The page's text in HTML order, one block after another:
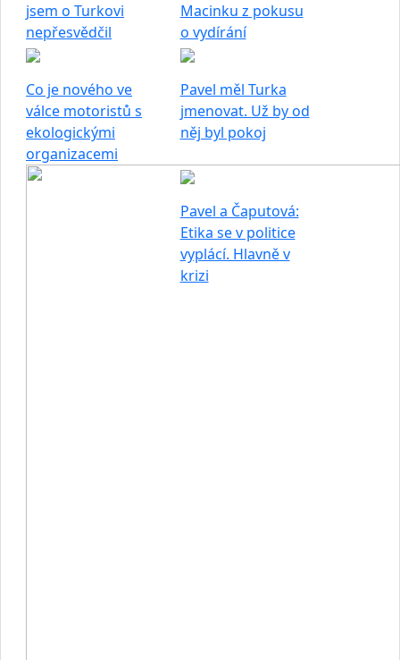
jsem o Turkovi
nepřesvědčil
Macinku z pokusu
o vydírání
Co je nového ve
válce motoristů s
ekologickými
organizacemi
Pavel měl Turka
jmenovat. Už by od
něj byl pokoj
Pavel a Čaputová:
Etika se v politice
vyplácí. Hlavně v
krizi